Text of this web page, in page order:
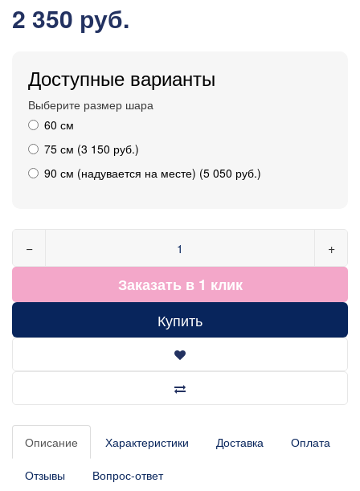
2 350 руб.
Доступные варианты
Выберите размер шара
60 см
75 см (3 150 руб.)
90 см (надувается на месте) (5 050 руб.)
− +
Заказать в 1 клик
Купить
Описание Характеристики Доставка Оплата
Отзывы Вопрос-ответ